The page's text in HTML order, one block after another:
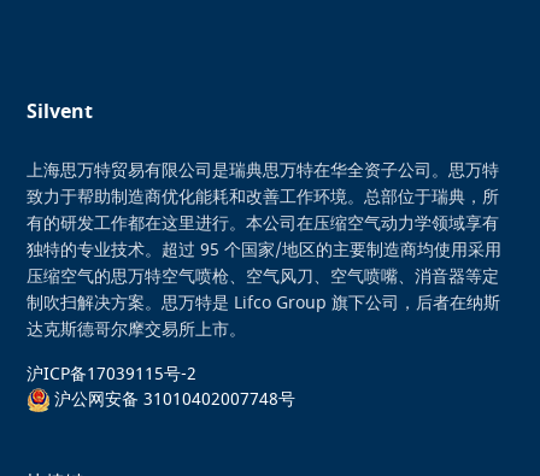
Silvent
上海思万特贸易有限公司是瑞典思万特在华全资子公司。思万特
致力于帮助制造商优化能耗和改善工作环境。总部位于瑞典，所
有的研发工作都在这里进行。本公司在压缩空气动力学领域享有
独特的专业技术。超过 95 个国家/地区的主要制造商均使用采用
压缩空气的思万特空气喷枪、空气风刀、空气喷嘴、消音器等定
制吹扫解决方案。思万特是 Lifco Group 旗下公司，后者在纳斯
达克斯德哥尔摩交易所上市。
沪ICP备17039115号-2
沪公网安备 31010402007748号